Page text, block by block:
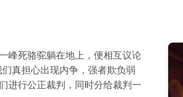
峰死骆驼躺在地上，便相互议论
真担心出现内争，强者欺负弱
进行公正裁判，同时分给裁判一